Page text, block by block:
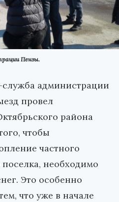
Пензы.
администрации
провел
района
чтобы
частного
необходимо
Это особенно
что уже в начале